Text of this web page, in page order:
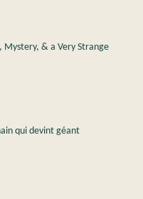
& a Very Strange
qui devint géant